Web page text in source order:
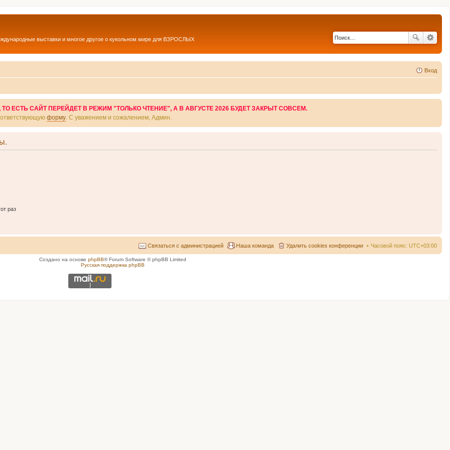
выставки и многое другое о кукольном мире для ВЗРОСЛЫХ
Вход
ЕСТЬ САЙТ ПЕРЕЙДЕТ В РЕЖИМ "ТОЛЬКО ЧТЕНИЕ", А В АВГУСТЕ 2026 БУДЕТ ЗАКРЫТ СОВСЕМ.
форму . С уважением и сожалением, Админ.
раз
Часовой пояс: UTC+03:00
Удалить cookies конференции
Наша команда
Связаться с администрацией
Создано на основе phpBB® Forum Software © phpBB Limited
Русская поддержка phpBB